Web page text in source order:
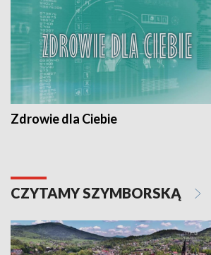
Zdrowie dla Ciebie
CZYTAMY SZYMBORSKĄ